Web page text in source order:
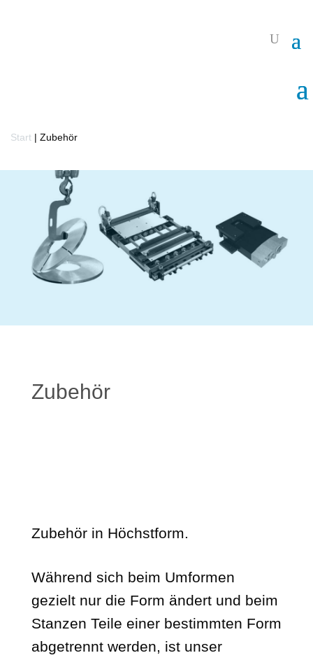
Start | Zubehör
Zubehör
Zubehör in Höchstform.
Während sich beim Umformen
gezielt nur die Form ändert und beim
Stanzen Teile einer bestimmten Form
abgetrennt werden, ist unser